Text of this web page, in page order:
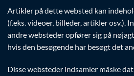
Artikler på dette websted kan
(f.eks. videoer, billeder, artikler osv.).
andre websteder opfører sig på
hvis den besøgende har besøgt det
Disse websteder indsamler måske